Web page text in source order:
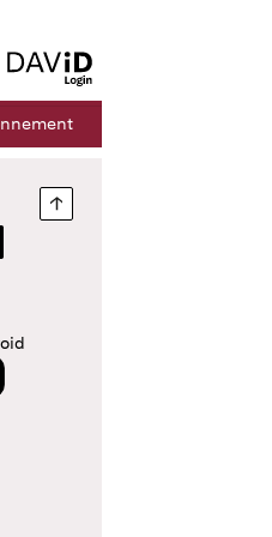
login
nnement
Nach oben springen